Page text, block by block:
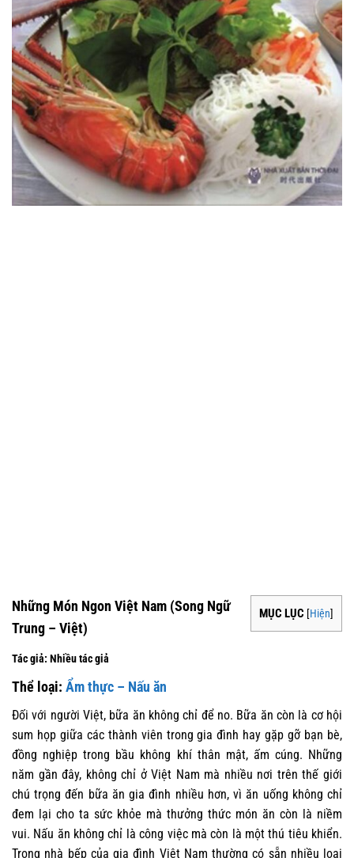
MỤC LỤC [Hiện]
Những Món Ngon Việt Nam (Song Ngữ
Trung – Việt)
Tác giả: Nhiều tác giả
Thể loại: Ẩm thực – Nấu ăn
Đối với người Việt, bữa ăn không chỉ để no. Bữa ăn còn là cơ hội
sum họp giữa các thành viên trong gia đình hay gặp gỡ bạn bè,
đồng nghiệp trong bầu không khí thân mật, ấm cúng. Những
năm gần đây, không chỉ ở Việt Nam mà nhiều nơi trên thế giới
chú trọng đến bữa ăn gia đình nhiều hơn, vì ăn uống không chỉ
đem lại cho ta sức khỏe mà thưởng thức món ăn còn là niềm
vui. Nấu ăn không chỉ là công việc mà còn là một thú tiêu khiển.
Trong nhà bếp của gia đình Việt Nam thường có sẵn nhiều loại